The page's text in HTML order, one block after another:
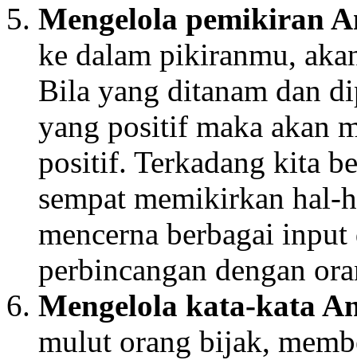
Mengelola pemikiran A
ke dalam pikiranmu,
Bila yang ditanam dan
yang positif maka akan
positif. Terkadang kita
sempat memikirkan hal-
mencerna berbagai
perbincangan dengan
Mengelola kata-kata A
mulut orang bijak,